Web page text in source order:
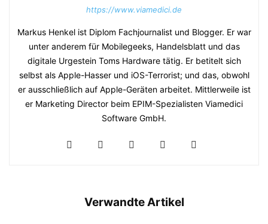
https://www.viamedici.de
Markus Henkel ist Diplom Fachjournalist und Blogger. Er war
unter anderem für Mobilegeeks, Handelsblatt und das
digitale Urgestein Toms Hardware tätig. Er betitelt sich
selbst als Apple-Hasser und iOS-Terrorist; und das, obwohl
er ausschließlich auf Apple-Geräten arbeitet. Mittlerweile ist
er Marketing Director beim EPIM-Spezialisten Viamedici
Software GmbH.
Verwandte Artikel